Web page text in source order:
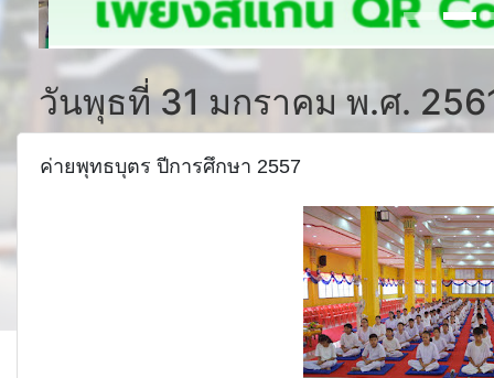
วันพุธที่ 31 มกราคม พ.ศ.
ค่ายพุทธบุตร ปีการศึกษา 2557